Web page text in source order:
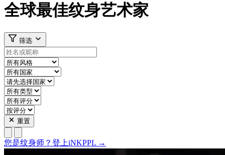
全球最佳纹身艺术家
筛选
重置
您是纹身师？登上iNKPPL →